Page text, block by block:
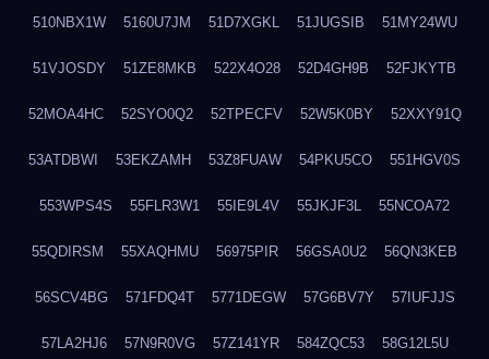
510NBX1W 5160U7JM 51D7XGKL 51JUGSIB 51MY24WU
51VJOSDY 51ZE8MKB 522X4O28 52D4GH9B 52FJKYTB
52MOA4HC 52SYO0Q2 52TPECFV 52W5K0BY 52XXY91Q
53ATDBWI 53EKZAMH 53Z8FUAW 54PKU5CO 551HGV0S
553WPS4S 55FLR3W1 55IE9L4V 55JKJF3L 55NCOA72
55QDIRSM 55XAQHMU 56975PIR 56GSA0U2 56QN3KEB
56SCV4BG 571FDQ4T 5771DEGW 57G6BV7Y 57IUFJJS
57LA2HJ6 57N9R0VG 57Z141YR 584ZQC53 58G12L5U